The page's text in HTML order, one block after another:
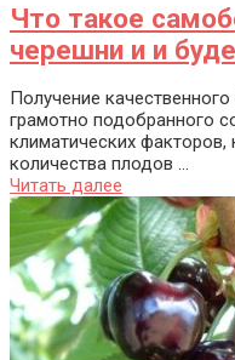
Что такое
черешни и и
Получение
грамотно подобранного
климатических
количества плодов ...
Читать далее